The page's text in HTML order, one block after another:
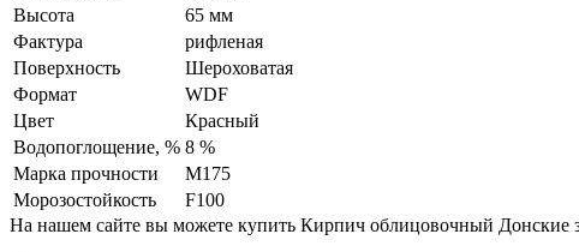
Высота
65 мм
Фактура
рифленая
Поверхность
Шероховатая
Формат
WDF
Цвет
Красный
Водопоглощение, % 8 %
Марка прочности
М175
Морозостойкость
F100
На нашем сайте вы можете купить Кирпич облицовочный